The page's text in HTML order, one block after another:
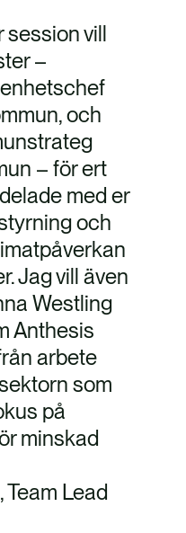
session vill
–
och
– för ert
med er
och
Jag vill även
Westling
Anthesis
arbete
som
på
minskad
Team Lead